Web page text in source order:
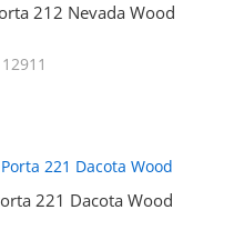
212 Nevada Wood
12911
221 Dacota Wood